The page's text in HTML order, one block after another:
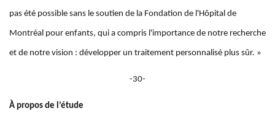
pas été possible sans le soutien de la Fondation de l'Hôpital de
Montréal pour enfants, qui a compris l'importance de notre recherche
et de notre vision : développer un traitement personnalisé plus sûr. »
-30-
À propos de l’étude